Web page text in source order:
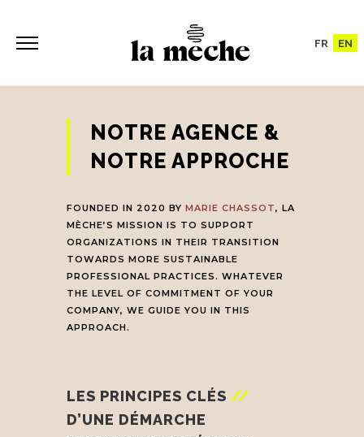
FR EN
NOTRE AGENCE &
NOTRE APPROCHE
FOUNDED IN 2020 BY MARIE CHASSOT, LA
MÈCHE’S MISSION IS TO SUPPORT
ORGANIZATIONS IN THEIR TRANSITION
TOWARDS MORE SUSTAINABLE
PROFESSIONAL PRACTICES. WHATEVER
THE LEVEL OF COMMITMENT OF YOUR
COMPANY, WE GUIDE YOU IN THIS
APPROACH.
LES PRINCIPES CLÉS //
D’UNE DÉMARCHE